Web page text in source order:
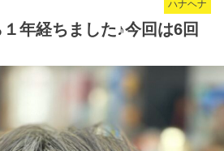
ハナヘナ
年経ちました♪今回は6回